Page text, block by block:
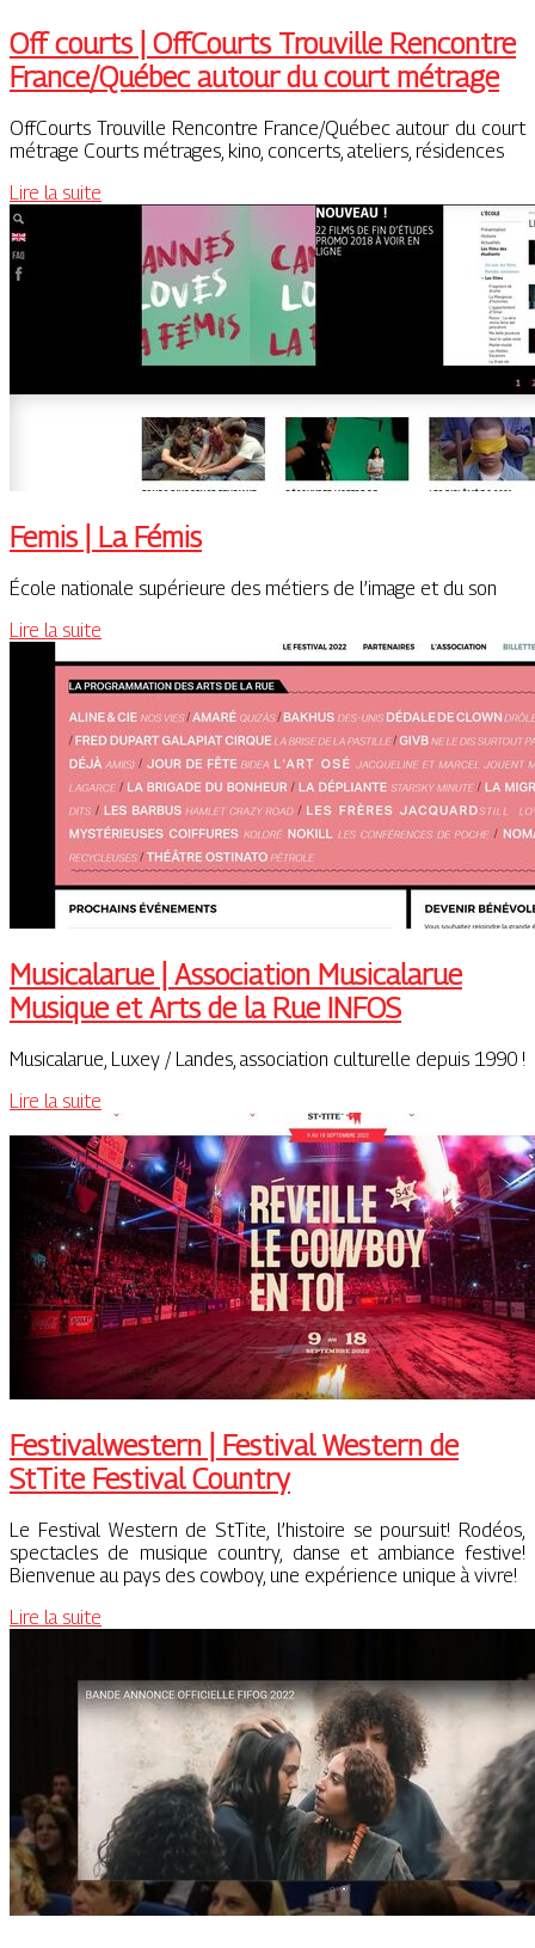
Off courts | OffCourts Trouville Rencontre
France/Québec autour du court métrage
OffCourts Trouville Rencontre France/Québec autour du court
métrage Courts métrages, kino, concerts, ateliers, résidences
Lire la suite
Femis | La Fémis
École nationale supérieure des métiers de l’image et du son
Lire la suite
Musicalarue | Association Musicalarue
Musique et Arts de la Rue INFOS
Musicalarue, Luxey / Landes, association culturelle depuis 1990 !
Lire la suite
Festi­valwestern | Festival Western de
StTite Festival Country
Le Festival Western de StTite, l’histoire se poursuit! Rodéos,
spectacles de musique country, danse et ambiance festive!
Bienvenue au pays des cowboy, une expérience unique à vivre!
Lire la suite